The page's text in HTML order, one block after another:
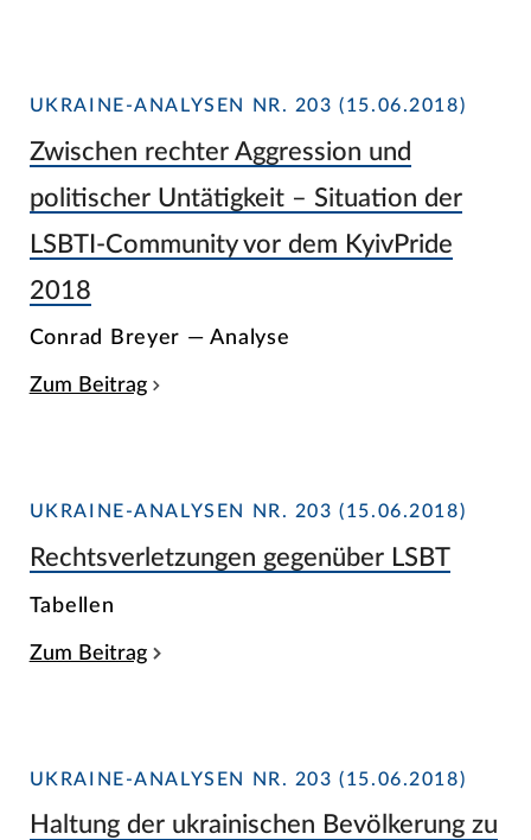
UKRAINE-ANALYSEN NR. 203 (15.06.2018)
Zwischen rechter Aggression und
politischer Untätigkeit – Situation der
LSBTI-Community vor dem KyivPride
2018
Conrad Breyer — Analyse
Zum Beitrag
UKRAINE-ANALYSEN NR. 203 (15.06.2018)
Rechtsverletzungen gegenüber LSBT
Tabellen
Zum Beitrag
UKRAINE-ANALYSEN NR. 203 (15.06.2018)
Haltung der ukrainischen Bevölkerung zu